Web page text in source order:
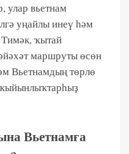
улар вьетнам
уңайлы инеү һәм
ҡытай
маршруты өсөн
Вьетнамдың төрлө
Вьетнамға